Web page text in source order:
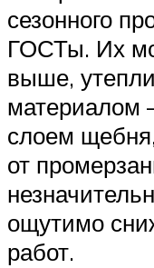
сезонного
ГОСТы. Их
выше,
материалом
слоем
от
ощутимо
работ.